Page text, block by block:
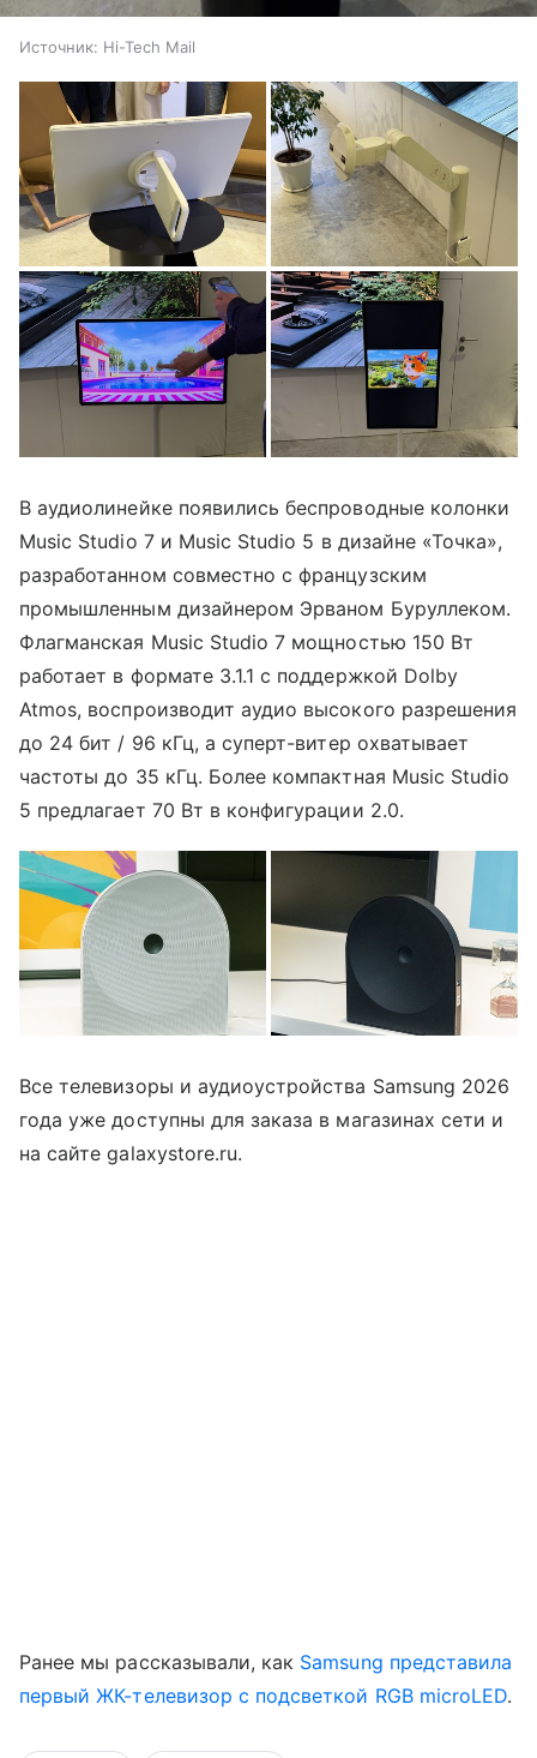
Источник: Hi-Tech Mail
В аудиолинейке появились беспроводные колонки
Music Studio 7 и Music Studio 5 в дизайне «Точка»,
разработанном совместно с французским
промышленным дизайнером Эрваном Буруллеком.
Флагманская Music Studio 7 мощностью 150 Вт
работает в формате 3.1.1 с поддержкой Dolby
Atmos, воспроизводит аудио высокого разрешения
до 24 бит / 96 кГц, а суперт-витер охватывает
частоты до 35 кГц. Более компактная Music Studio
5 предлагает 70 Вт в конфигурации 2.0.
Все телевизоры и аудиоустройства Samsung 2026
года уже доступны для заказа в магазинах сети и
на сайте galaxystore.ru.
Ранее мы рассказывали, как Samsung представила
первый ЖК-телевизор с подсветкой RGB microLED.